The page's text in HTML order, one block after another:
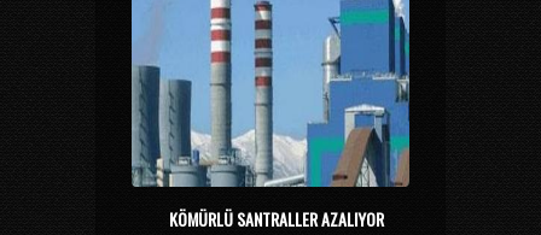
KÖMÜRLÜ SANTRALLER AZALIYOR